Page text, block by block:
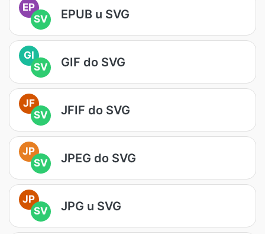
EP
SV
EPUB u SVG
GI
SV
GIF do SVG
JF
SV
JFIF do SVG
JP
SV
JPEG do SVG
JP
SV
JPG u SVG